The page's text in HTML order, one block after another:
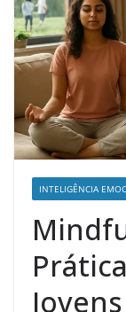
INTELIGÊNCIA